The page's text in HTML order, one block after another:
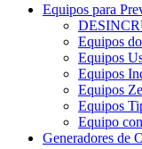
Equipos para
Equipos
Equipos
Equipos
Equipos
Equipos
Equipo
Generadores de